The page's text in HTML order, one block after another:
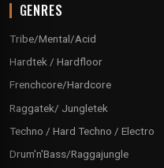
GENRES
Tribe/Mental/Acid
Hardtek / Hardfloor
Frenchcore/Hardcore
Raggatek/ Jungletek
Techno / Hard Techno / Electro
Drum'n'Bass/Raggajungle